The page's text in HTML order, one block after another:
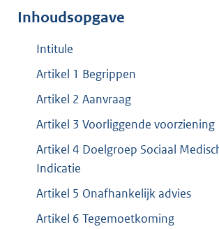
Inhoudsopgave
Intitule
Artikel 1 Begrippen
Artikel 2 Aanvraag
Artikel 3 Voorliggende voorziening
Artikel 4 Doelgroep Sociaal
Indicatie
Artikel 5 Onafhankelijk advies
Artikel 6 Tegemoetkoming